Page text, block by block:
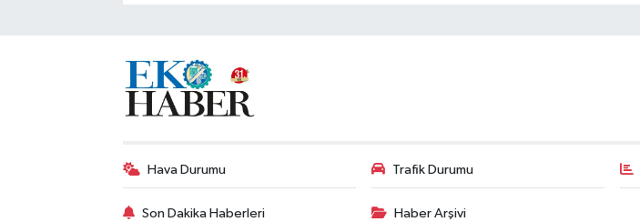
Hava Durumu Trafik Durumu
Son Dakika Haberleri Haber Arşivi